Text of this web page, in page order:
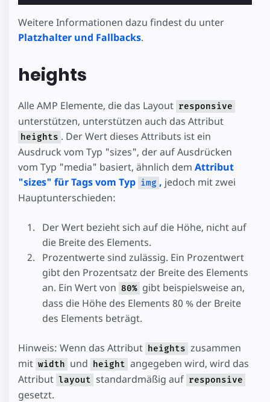
Weitere Informationen dazu findest du unter
Platzhalter und Fallbacks.
heights
Alle AMP Elemente, die das Layout responsive
unterstützen, unterstützen auch das Attribut
heights . Der Wert dieses Attributs ist ein
Ausdruck vom Typ "sizes", der auf Ausdrücken
vom Typ "media" basiert, ähnlich dem Attribut
"sizes" für Tags vom Typ img , jedoch mit zwei
Hauptunterschieden:
Der Wert bezieht sich auf die Höhe, nicht auf
die Breite des Elements.
Prozentwerte sind zulässig. Ein Prozentwert
gibt den Prozentsatz der Breite des Elements
an. Ein Wert von 80% gibt beispielsweise an,
dass die Höhe des Elements 80 % der Breite
des Elements beträgt.
Hinweis: Wenn das Attribut heights zusammen
mit width und height angegeben wird, wird das
Attribut layout standardmäßig auf responsive
gesetzt.